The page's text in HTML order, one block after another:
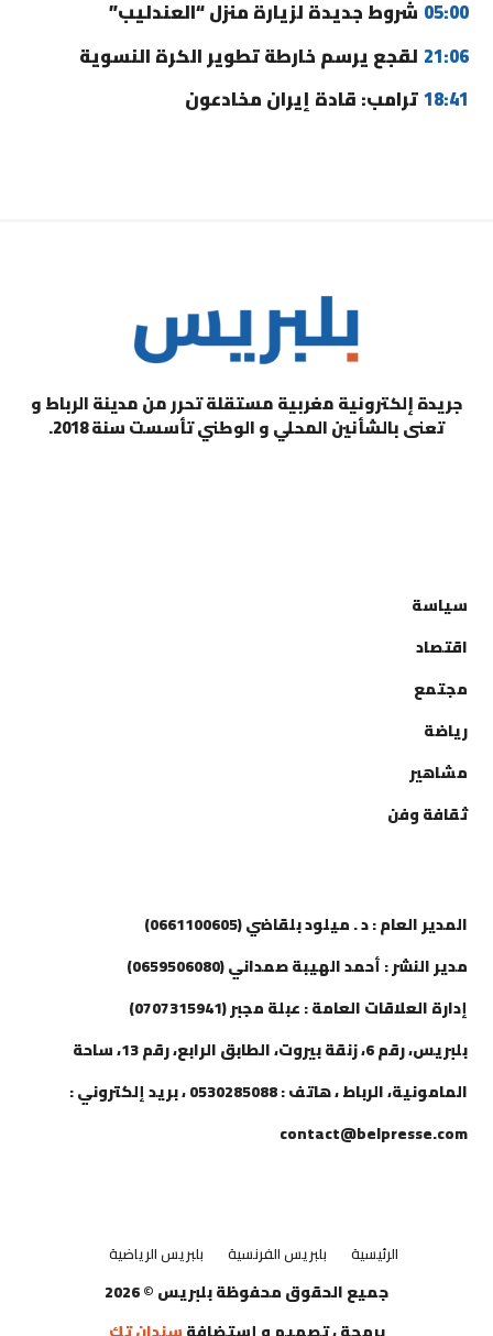
05:00 شروط جديدة لزيارة منزل “العندليب”
21:06 لقجع يرسم خارطة تطوير الكرة النسوية
18:41ترامب: قادة إيران مخادعون
جريدة إلكترونية مغربية مستقلة تحرر من مدينة الرباط و
تعنى بالشأنين المحلي و الوطني تأسست سنة 2018.
سياسة
اقتصاد
مجتمع
رياضة
مشاهير
ثقافة وفن
المدير العام : د . ميلود بلقاضي (0661100605)
مدير النشر : أحمد الهيبة صمداني (0659506080)
إدارة العلاقات العامة : عبلة مجبر (0707315941)
بلبريس، رقم 6، زنقة بيروت، الطابق الرابع، رقم 13، ساحة
المامونية، الرباط ، هاتف : 0530285088 ، بريد إلكتروني :
contact@belpresse.com
الرئيسية بلبريس الفرنسية بلبريس الرياضية
جميع الحقوق محفوظة بلبريس © 2026